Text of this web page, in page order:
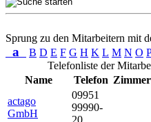
Sprung zu den Mitarbeitern mit
a B D E F G H K L M N O
Telefonliste der
Name
Telefon Zimmer
actago
GmbH
09951
99990-